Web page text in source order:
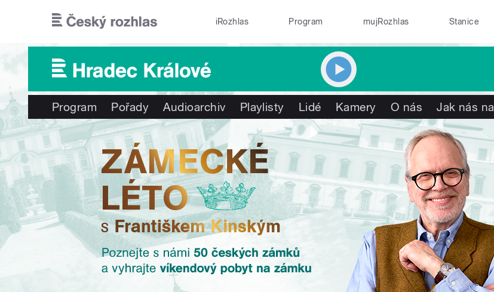
iRozhlas Program mujRozhlas Stanice
Program Pořady Audioarchiv Playlisty Lidé Kamery O nás Jak nás